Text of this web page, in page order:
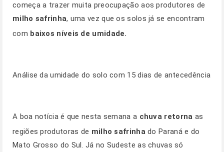
começa a trazer muita preocupação aos produtores de
milho safrinha, uma vez que os solos já se encontram
com baixos níveis de umidade.
Análise da umidade do solo com 15 dias de antecedência
A boa notícia é que nesta semana a chuva retorna as
regiões produtoras de milho safrinhado Paraná e do
Mato Grosso do Sul. Já no Sudeste as chuvas só